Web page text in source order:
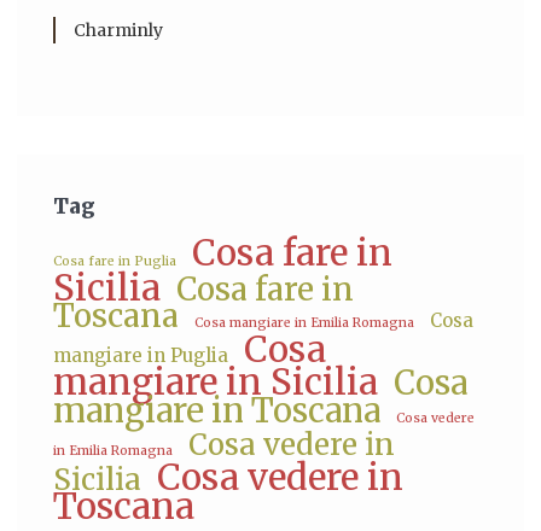
Charminly
Tag
Cosa fare in Puglia Cosa fare in
Sicilia Cosa fare in
Toscana Cosa mangiare in Emilia Romagna
Cosa
mangiare in Puglia
Cosa
mangiare in Sicilia Cosa
mangiare in Toscana Cosa vedere
in Emilia Romagna
Cosa vedere in
Sicilia Cosa vedere in
Toscana